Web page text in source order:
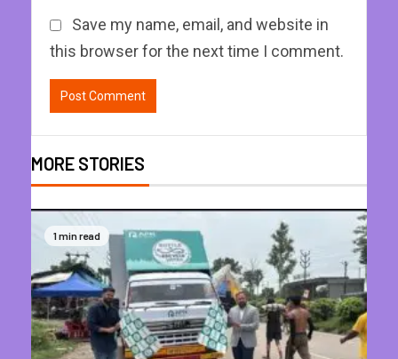
Save my name, email, and website in
this browser for the next time I comment.
MORE STORIES
1 min read